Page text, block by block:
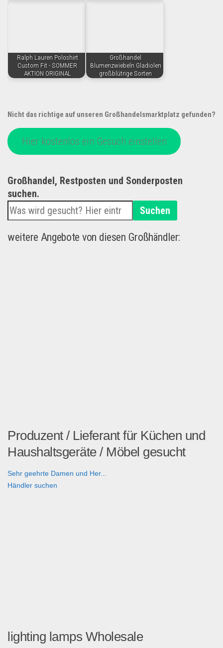
Ralph Lauren Poloshirt
Custom Fit - SOMMER
AKTION ORIGINAL
Großhandel
Blumenzwiebeln Gladiolen
großblütrige Sorten
Nicht das richtige auf unseren Großhandelsmarktplatz gefunden?
Hier kostenlos ein Gesuch einstellen
Großhandel, Restposten und Sonderposten
suchen.
Suchen
weitere Angebote von diesen Großhändler:
Produzent / Lieferant für Küchen und
Haushaltsgeräte / Möbel gesucht
Sehr geehrte Damen und Her...
Händler suchen
lighting lamps Wholesale